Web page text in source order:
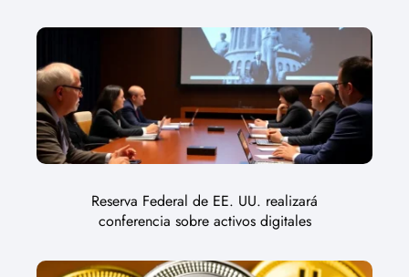
Reserva Federal de EE. UU. realizará
conferencia sobre activos digitales